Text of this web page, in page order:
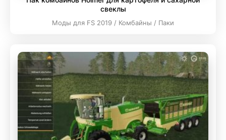
свеклы
Моды для FS 2019 / Комбайны / Паки